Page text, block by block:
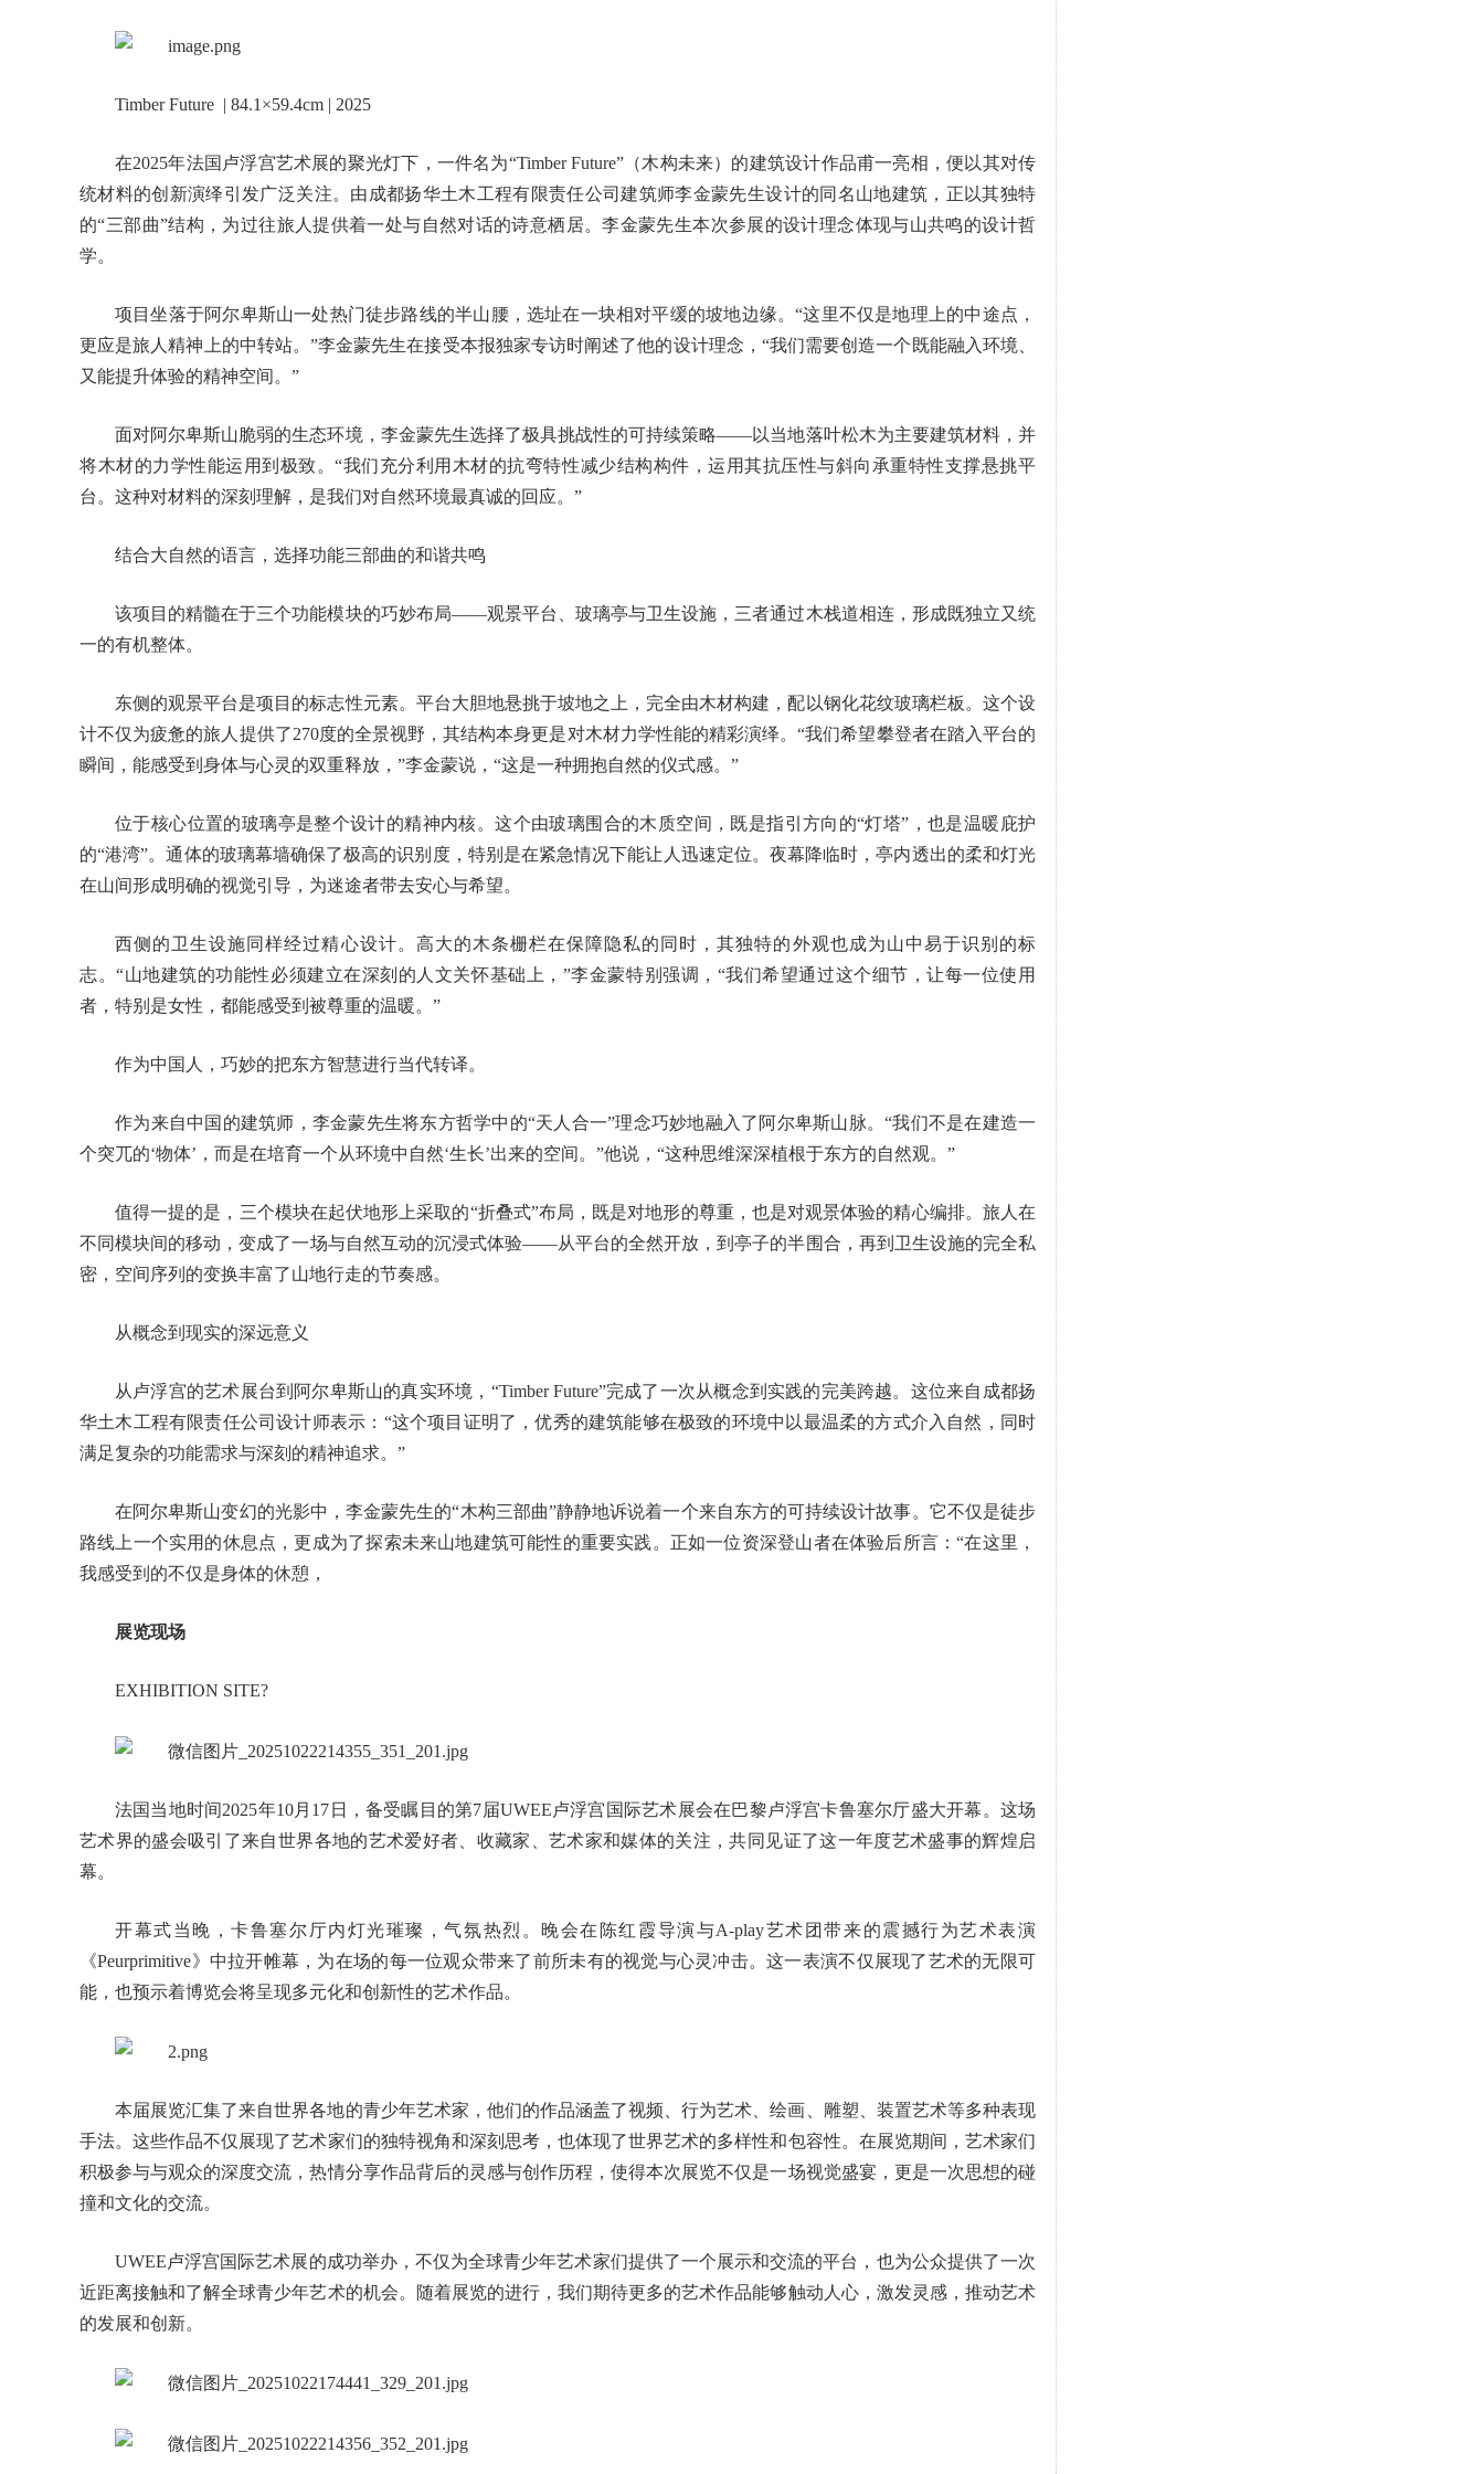
Timber Future | 84.1×59.4cm | 2025
在2025年法国卢浮宫艺术展的聚光灯下，一件名为“Timber Future”（木构未来）的建筑设计作品甫一亮相，便以其对传
统材料的创新演绎引发广泛关注。由成都扬华土木工程有限责任公司建筑师李金蒙先生设计的同名山地建筑，正以其独特
的“三部曲”结构，为过往旅人提供着一处与自然对话的诗意栖居。李金蒙先生本次参展的设计理念体现与山共鸣的设计哲
学。
项目坐落于阿尔卑斯山一处热门徒步路线的半山腰，选址在一块相对平缓的坡地边缘。“这里不仅是地理上的中途点，
更应是旅人精神上的中转站。”李金蒙先生在接受本报独家专访时阐述了他的设计理念，“我们需要创造一个既能融入环境、
又能提升体验的精神空间。”
面对阿尔卑斯山脆弱的生态环境，李金蒙先生选择了极具挑战性的可持续策略——以当地落叶松木为主要建筑材料，并
将木材的力学性能运用到极致。“我们充分利用木材的抗弯特性减少结构构件，运用其抗压性与斜向承重特性支撑悬挑平
台。这种对材料的深刻理解，是我们对自然环境最真诚的回应。”
结合大自然的语言，选择功能三部曲的和谐共鸣
该项目的精髓在于三个功能模块的巧妙布局——观景平台、玻璃亭与卫生设施，三者通过木栈道相连，形成既独立又统
一的有机整体。
东侧的观景平台是项目的标志性元素。平台大胆地悬挑于坡地之上，完全由木材构建，配以钢化花纹玻璃栏板。这个设
计不仅为疲惫的旅人提供了270度的全景视野，其结构本身更是对木材力学性能的精彩演绎。“我们希望攀登者在踏入平台的
瞬间，能感受到身体与心灵的双重释放，”李金蒙说，“这是一种拥抱自然的仪式感。”
位于核心位置的玻璃亭是整个设计的精神内核。这个由玻璃围合的木质空间，既是指引方向的“灯塔”，也是温暖庇护
的“港湾”。通体的玻璃幕墙确保了极高的识别度，特别是在紧急情况下能让人迅速定位。夜幕降临时，亭内透出的柔和灯光
在山间形成明确的视觉引导，为迷途者带去安心与希望。
西侧的卫生设施同样经过精心设计。高大的木条栅栏在保障隐私的同时，其独特的外观也成为山中易于识别的标
志。“山地建筑的功能性必须建立在深刻的人文关怀基础上，”李金蒙特别强调，“我们希望通过这个细节，让每一位使用
者，特别是女性，都能感受到被尊重的温暖。”
作为中国人，巧妙的把东方智慧进行当代转译。
作为来自中国的建筑师，李金蒙先生将东方哲学中的“天人合一”理念巧妙地融入了阿尔卑斯山脉。“我们不是在建造一
个突兀的‘物体’，而是在培育一个从环境中自然‘生长’出来的空间。”他说，“这种思维深深植根于东方的自然观。”
值得一提的是，三个模块在起伏地形上采取的“折叠式”布局，既是对地形的尊重，也是对观景体验的精心编排。旅人在
不同模块间的移动，变成了一场与自然互动的沉浸式体验——从平台的全然开放，到亭子的半围合，再到卫生设施的完全私
密，空间序列的变换丰富了山地行走的节奏感。
从概念到现实的深远意义
从卢浮宫的艺术展台到阿尔卑斯山的真实环境，“Timber Future”完成了一次从概念到实践的完美跨越。这位来自成都扬
华土木工程有限责任公司设计师表示：“这个项目证明了，优秀的建筑能够在极致的环境中以最温柔的方式介入自然，同时
满足复杂的功能需求与深刻的精神追求。”
在阿尔卑斯山变幻的光影中，李金蒙先生的“木构三部曲”静静地诉说着一个来自东方的可持续设计故事。它不仅是徒步
路线上一个实用的休息点，更成为了探索未来山地建筑可能性的重要实践。正如一位资深登山者在体验后所言：“在这里，
我感受到的不仅是身体的休憩，
展览现场
EXHIBITION SITE?
法国当地时间2025年10月17日，备受瞩目的第7届UWEE卢浮宫国际艺术展会在巴黎卢浮宫卡鲁塞尔厅盛大开幕。这场
艺术界的盛会吸引了来自世界各地的艺术爱好者、收藏家、艺术家和媒体的关注，共同见证了这一年度艺术盛事的辉煌启
幕。
开幕式当晚，卡鲁塞尔厅内灯光璀璨，气氛热烈。晚会在陈红霞导演与A-play艺术团带来的震撼行为艺术表演
《Peurprimitive》中拉开帷幕，为在场的每一位观众带来了前所未有的视觉与心灵冲击。这一表演不仅展现了艺术的无限可
能，也预示着博览会将呈现多元化和创新性的艺术作品。
本届展览汇集了来自世界各地的青少年艺术家，他们的作品涵盖了视频、行为艺术、绘画、雕塑、装置艺术等多种表现
手法。这些作品不仅展现了艺术家们的独特视角和深刻思考，也体现了世界艺术的多样性和包容性。在展览期间，艺术家们
积极参与与观众的深度交流，热情分享作品背后的灵感与创作历程，使得本次展览不仅是一场视觉盛宴，更是一次思想的碰
撞和文化的交流。
UWEE卢浮宫国际艺术展的成功举办，不仅为全球青少年艺术家们提供了一个展示和交流的平台，也为公众提供了一次
近距离接触和了解全球青少年艺术的机会。随着展览的进行，我们期待更多的艺术作品能够触动人心，激发灵感，推动艺术
的发展和创新。